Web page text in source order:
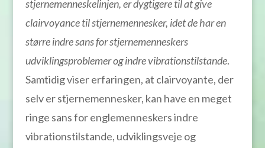
stjernemenneskelinjen, er dygtigere til at give
clairvoyance til stjernemennesker, idet de har en
større indre sans for stjernemenneskers
udviklingsproblemer og indre vibrationstilstande.
Samtidig viser erfaringen, at clairvoyante, der
selv er stjernemennesker, kan have en meget
ringe sans for englemenneskers indre
vibrationstilstande, udviklingsveje og